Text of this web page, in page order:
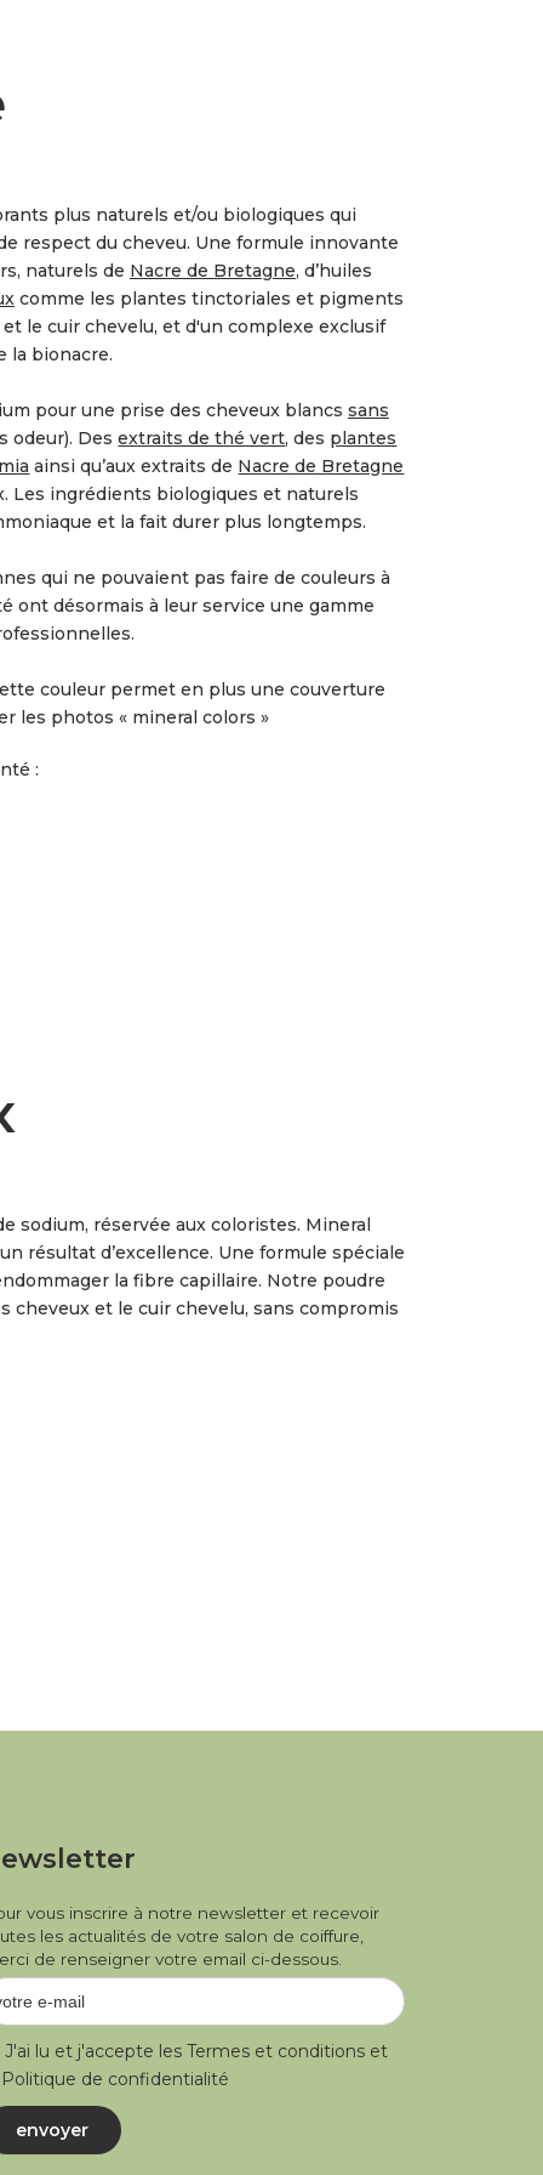
plus naturels et/ou biologiques qui
respect du cheveu. Une formule innovante
naturels de Nacre de Bretagne, d’huiles
comme les plantes tinctoriales et pigments
le cuir chevelu, et d'un complexe exclusif
la bionacre.
pour une prise des cheveux blancs sans
odeur). Desextraits de thé vert, des plantes
ainsi qu’aux extraits de Nacre de Bretagne
Les ingrédients biologiques et naturels
et la fait durer plus longtemps.
qui ne pouvaient pas faire de couleurs à
ont désormais à leur service une gamme
couleur permet en plus une couverture
les photos « mineral colors »
:
sodium, réservée aux coloristes. Mineral
résultat d’excellence. Une formule spéciale
la fibre capillaire. Notre poudre
et le cuir chevelu, sans compromis
vous inscrire à notre newsletter et recevoir
les actualités de votre salon de coiffure,
de renseigner votre email ci-dessous.
J'ai lu et j'accepte les Termes et conditionset
Politique de confidentialité
envoyer